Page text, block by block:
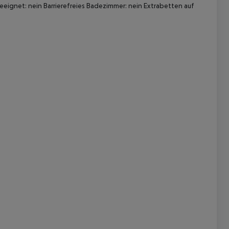
nein Barrierefreies Badezimmer: nein Extrabetten auf